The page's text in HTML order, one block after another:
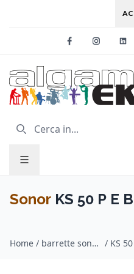
Facebook
Sonor KS 50 P E
Home / barrette sonanti / Sonor /